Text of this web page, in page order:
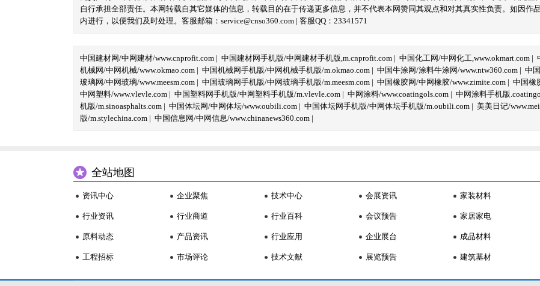
自行承担全部责任。本网转载自其它媒体的信息，转载目的在于传递更多信息，并不代表本网赞同其观点和对其真实性负责。如因作
内进行，以便我们及时处理。客服邮箱：service@cnso360.com | 客服QQ：23341571
中国建材网/中网建材/www.cnprofit.com | 中国建材网手机版/中网建材手机版,m.cnprofit.com | 中国化工网/中网化工,www.okmart.com |
机械网/中网机械/www.okmao.com | 中国机械网手机版/中网机械手机版/m.okmao.com | 中国牛涂网/涂料牛涂网/www.ntw360.com | 中
玻璃网/中网玻璃/www.meesm.com | 中国玻璃网手机版/中网玻璃手机版/m.meesm.com | 中国橡胶网/中网橡胶/www.zimite.com | 中国橡
中网塑料/www.vlevle.com | 中国塑料网手机版/中网塑料手机版/m.vlevle.com | 中网涂料/www.coatingols.com | 中网涂料手机版
机版/m.sinoasphalts.com | 中国体坛网/中网体坛/www.oubili.com | 中国体坛网手机版/中网体坛手机版/m.oubili.com | 美美日记/
版/m.stylechina.com | 中国信息网/中网信息/www.chinanews360.com |
全站地图
资讯中心
行业资讯
原料动态
工程招标
企业聚焦
行业商道
产品资讯
市场评论
技术中心
行业百科
行业应用
技术文献
会展资讯
会议预告
企业展台
展览预告
家装材料
家居家电
成品材料
建筑基材